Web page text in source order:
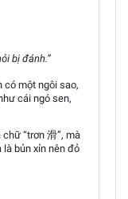
bị đánh.”
có một ngôi sao,
cái ngó sen,
“trơn 滑”, mà
bủn xỉn nên đỏ